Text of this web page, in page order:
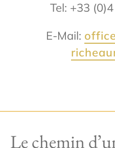
Tel: +33
E-Mail:
Le chemin